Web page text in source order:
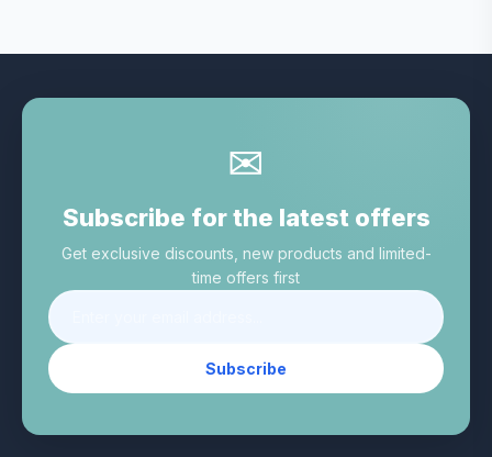
✉
Subscribe for the latest offers
Get exclusive discounts, new products and limited-
time offers first
Subscribe